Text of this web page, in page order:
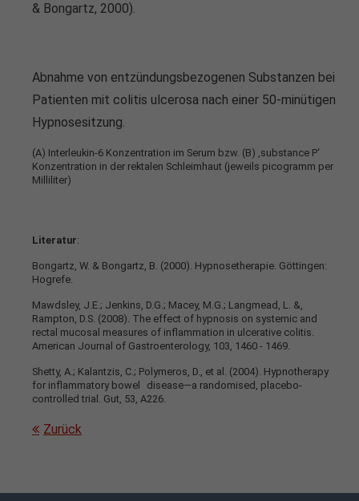
& Bongartz, 2000).
Abnahme von entzündungsbezogenen Substanzen bei
Patienten mit colitis ulcerosa nach einer 50-minütigen
Hypnosesitzung.
(A) Interleukin-6 Konzentration im Serum bzw. (B) ‚substance P‘
Konzentration in der rektalen Schleimhaut (jeweils picogramm per
Milliliter)
Literatur:
Bongartz, W. & Bongartz, B. (2000). Hypnosetherapie. Göttingen:
Hogrefe.
Mawdsley, J.E.; Jenkins, D.G.; Macey, M.G.; Langmead, L. &,
Rampton, D.S. (2008). The effect of hypnosis on systemic and
rectal mucosal measures of inflammation in ulcerative colitis.
American Journal of Gastroenterology, 103, 1460 - 1469.
Shetty, A.; Kalantzis, C.; Polymeros, D., et al. (2004). Hypnotherapy
for inflammatory bowel disease—a randomised, placebo-
controlled trial. Gut, 53, A226.
Zurück